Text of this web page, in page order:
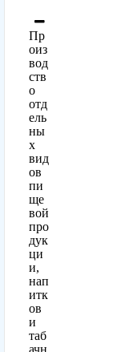
Пр
оиз
вод
ств
о
отд
ель
ны
х
вид
ов
пи
ще
вой
про
дук
ци
и,
нап
итк
ов
и
таб
ачн